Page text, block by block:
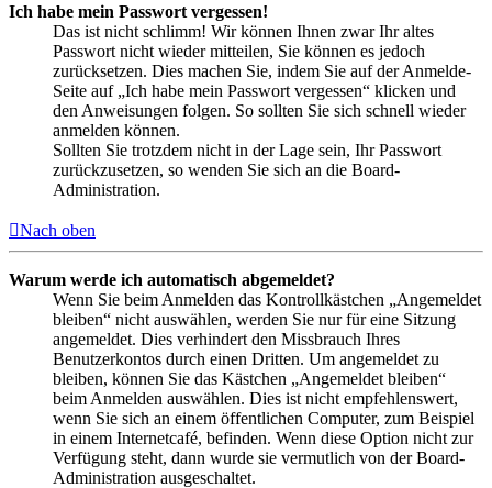
Ich habe mein Passwort vergessen!
Das ist nicht schlimm! Wir können Ihnen zwar Ihr altes
Passwort nicht wieder mitteilen, Sie können es jedoch
zurücksetzen. Dies machen Sie, indem Sie auf der Anmelde-
Seite auf „Ich habe mein Passwort vergessen“ klicken und
den Anweisungen folgen. So sollten Sie sich schnell wieder
anmelden können.
Sollten Sie trotzdem nicht in der Lage sein, Ihr Passwort
zurückzusetzen, so wenden Sie sich an die Board-
Administration.
Nach oben
Warum werde ich automatisch abgemeldet?
Wenn Sie beim Anmelden das Kontrollkästchen „Angemeldet
bleiben“ nicht auswählen, werden Sie nur für eine Sitzung
angemeldet. Dies verhindert den Missbrauch Ihres
Benutzerkontos durch einen Dritten. Um angemeldet zu
bleiben, können Sie das Kästchen „Angemeldet bleiben“
beim Anmelden auswählen. Dies ist nicht empfehlenswert,
wenn Sie sich an einem öffentlichen Computer, zum Beispiel
in einem Internetcafé, befinden. Wenn diese Option nicht zur
Verfügung steht, dann wurde sie vermutlich von der Board-
Administration ausgeschaltet.